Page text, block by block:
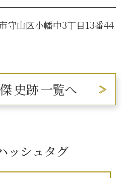
の関係
モデルコース
守山区小幡中3丁目13番44
史跡 一覧へ
ッシュタグ